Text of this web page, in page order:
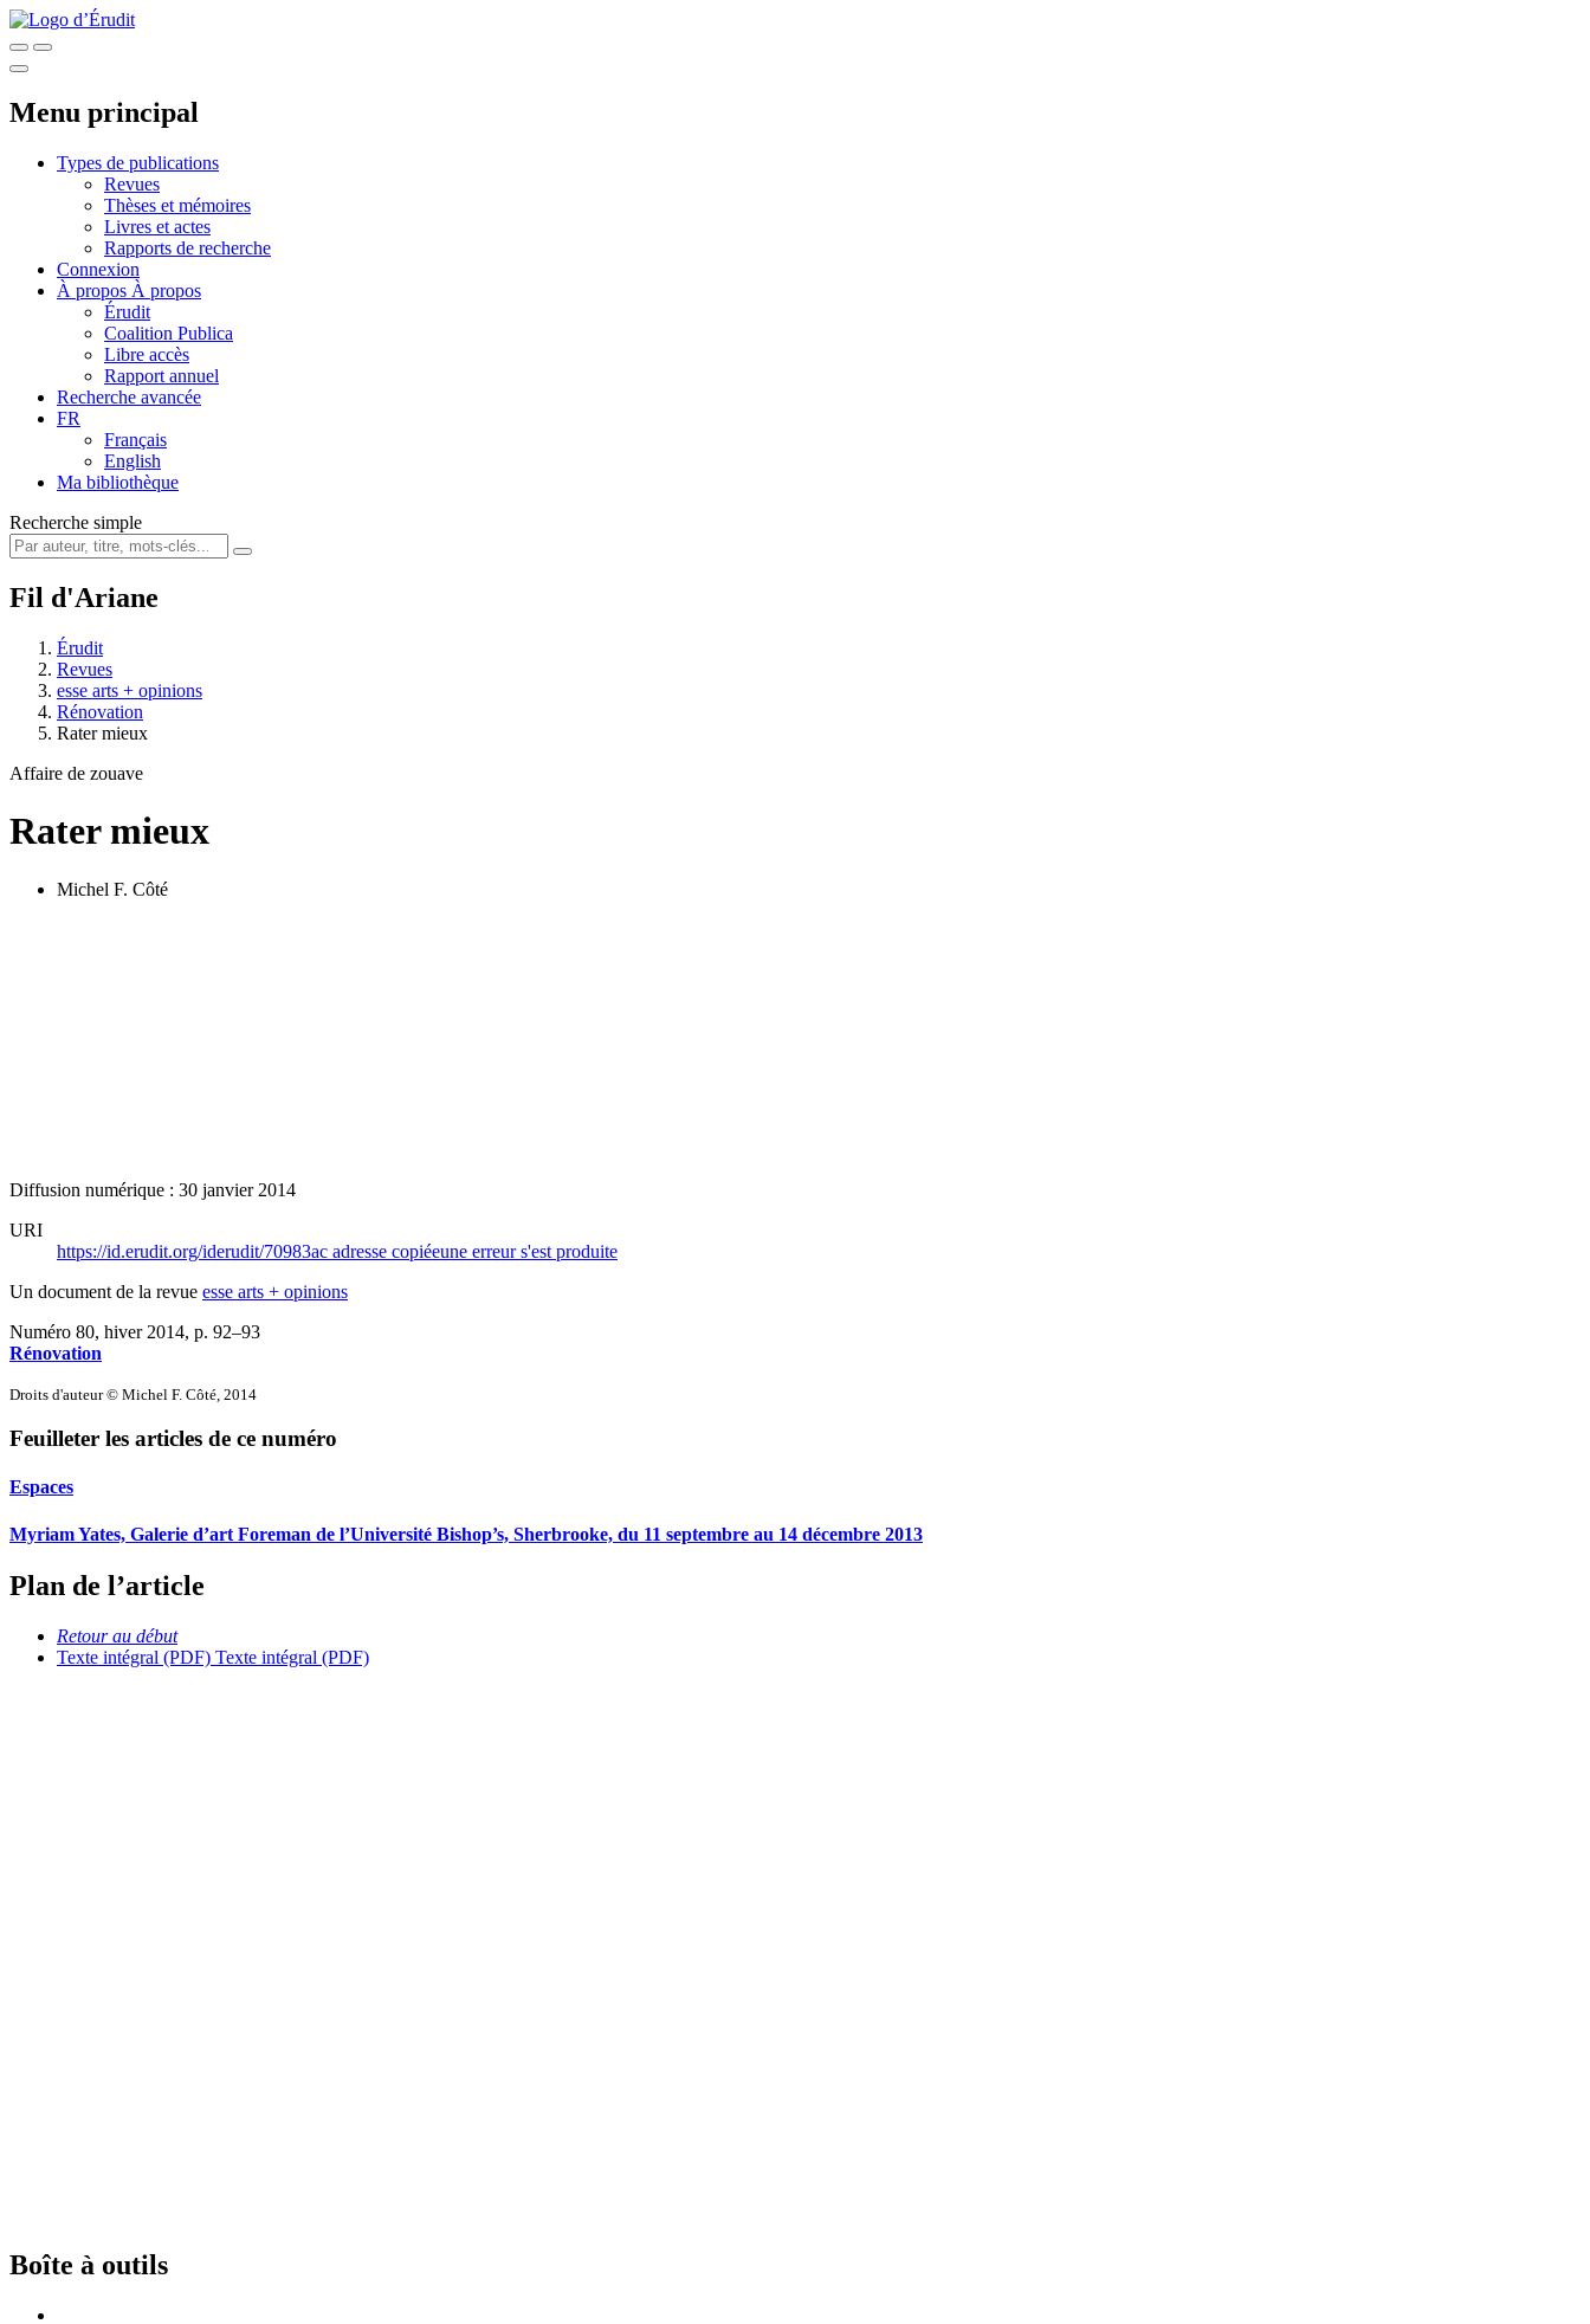
Menu principal
Types de publications
Revues
Thèses et mémoires
Livres et actes
Rapports de recherche
Connexion
À propos À propos
Érudit
Coalition Publica
Libre accès
Rapport annuel
Recherche avancée
FR
Français
English
Ma bibliothèque
Recherche simple
Fil d'Ariane
Érudit
Revues
esse arts + opinions
Rénovation
Rater mieux
Affaire de zouave
Rater mieux
Michel F. Côté
Diffusion numérique : 30 janvier 2014
URI
https://id.erudit.org/iderudit/70983ac adresse copiéeune erreur s'est produite
Un document de la revue esse arts + opinions
Numéro 80, hiver 2014, p. 92–93
Rénovation
Droits d'auteur © Michel F. Côté, 2014
Feuilleter les articles de ce numéro
Espaces
Myriam Yates, Galerie d’art Foreman de l’Université Bishop’s, Sherbrooke, du 11 septembre au 14 décembre 2013
Plan de l’article
Retour au début
Texte intégral (PDF) Texte intégral (PDF)
Boîte à outils